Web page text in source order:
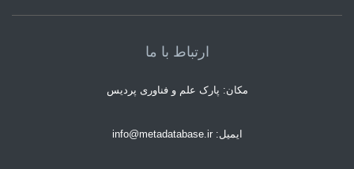
ارتباط با ما
مکان: پارک علم و فناوری پردیس
ایمیل: info@metadatabase.ir